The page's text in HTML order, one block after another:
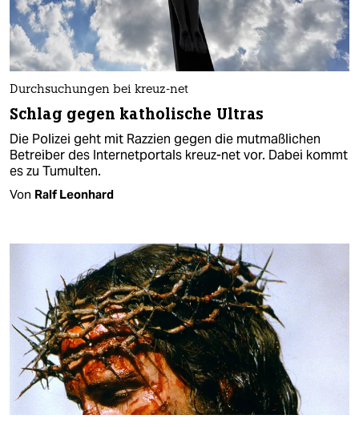
Durchsuchungen bei kreuz-net
Schlag gegen katholische Ultras
Die Polizei geht mit Razzien gegen die mutmaßlichen
Betreiber des Internetportals kreuz-net vor. Dabei kommt
es zu Tumulten.
Von Ralf Leonhard